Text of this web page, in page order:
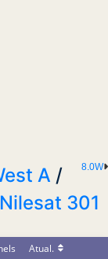
8.0W
A /
Nilesat 301
Atual.